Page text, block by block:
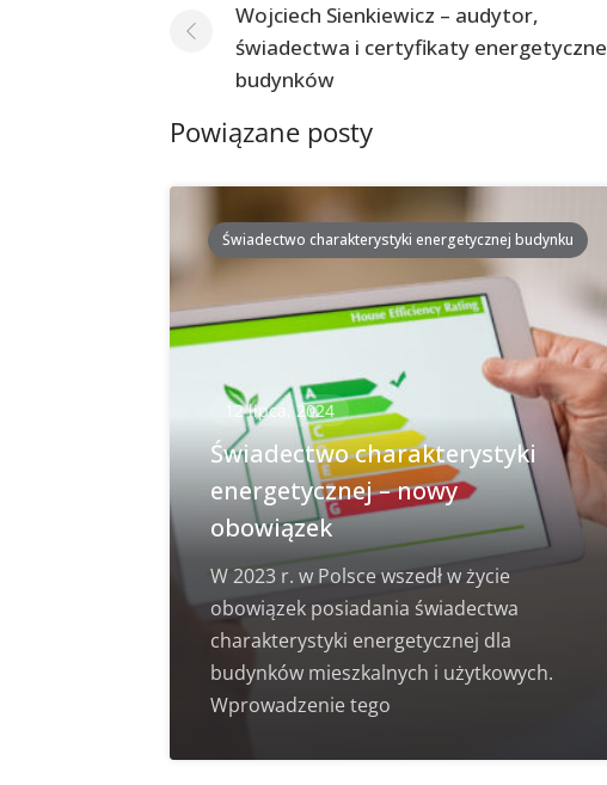
po
postach
Wojciech Sienkiewicz – audytor,
świadectwa i certyfikaty energetyczne
budynków
Powiązane posty
Świadectwo charakterystyki energetycznej budynku
12 lipca, 2024
Świadectwo charakterystyki
energetycznej – nowy
obowiązek
W 2023 r. w Polsce wszedł w życie
obowiązek posiadania świadectwa
charakterystyki energetycznej dla
budynków mieszkalnych i użytkowych.
Wprowadzenie tego